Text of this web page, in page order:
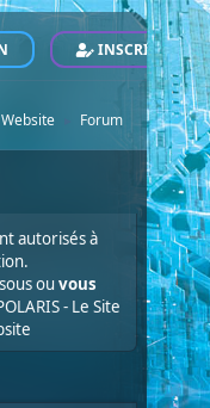
INSCRIVEZ-
Forum
autorisés à
ouvous
- Le Site